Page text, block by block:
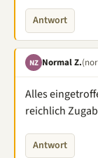
Antwort
NZ Normal Z.
Alles
reichlich
Antwort